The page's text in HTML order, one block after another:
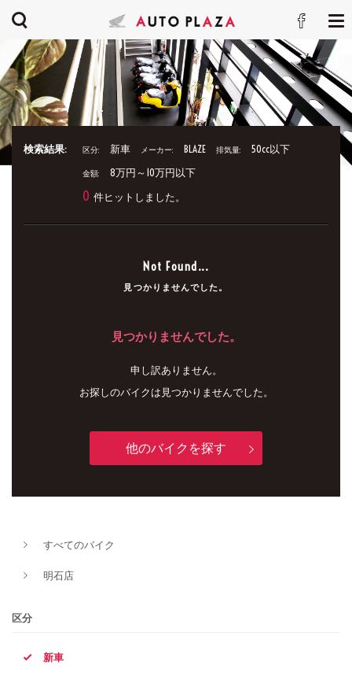
検索結果: 区分: 新車 メーカー: BLAZE 排気量: 50cc以下
金額: 8万円～10万円以下
0 件ヒットしました。
Not Found...
見つかりませんでした。
見つかりませんでした。
申し訳ありません。
お探しのバイクは見つかりませんでした。
他のバイクを探す
すべてのバイク
明石店
区分
新車
新車
タイプ